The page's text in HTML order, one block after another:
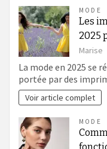
MODE
Les
2025
Marise
La mode en 2025 se
portée par des
Voir article complet
MODE